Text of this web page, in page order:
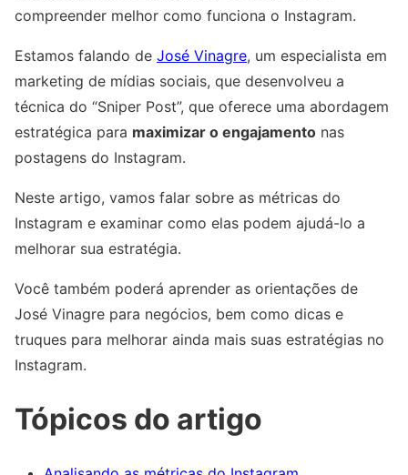
compreender melhor como funciona o Instagram.
Estamos falando de José Vinagre, um especialista em
marketing de mídias sociais, que desenvolveu a
técnica do “Sniper Post”, que oferece uma abordagem
estratégica para maximizar o engajamento nas
postagens do Instagram.
Neste artigo, vamos falar sobre as métricas do
Instagram e examinar como elas podem ajudá-lo a
melhorar sua estratégia.
Você também poderá aprender as orientações de
José Vinagre para negócios, bem como dicas e
truques para melhorar ainda mais suas estratégias no
Instagram.
Tópicos do artigo